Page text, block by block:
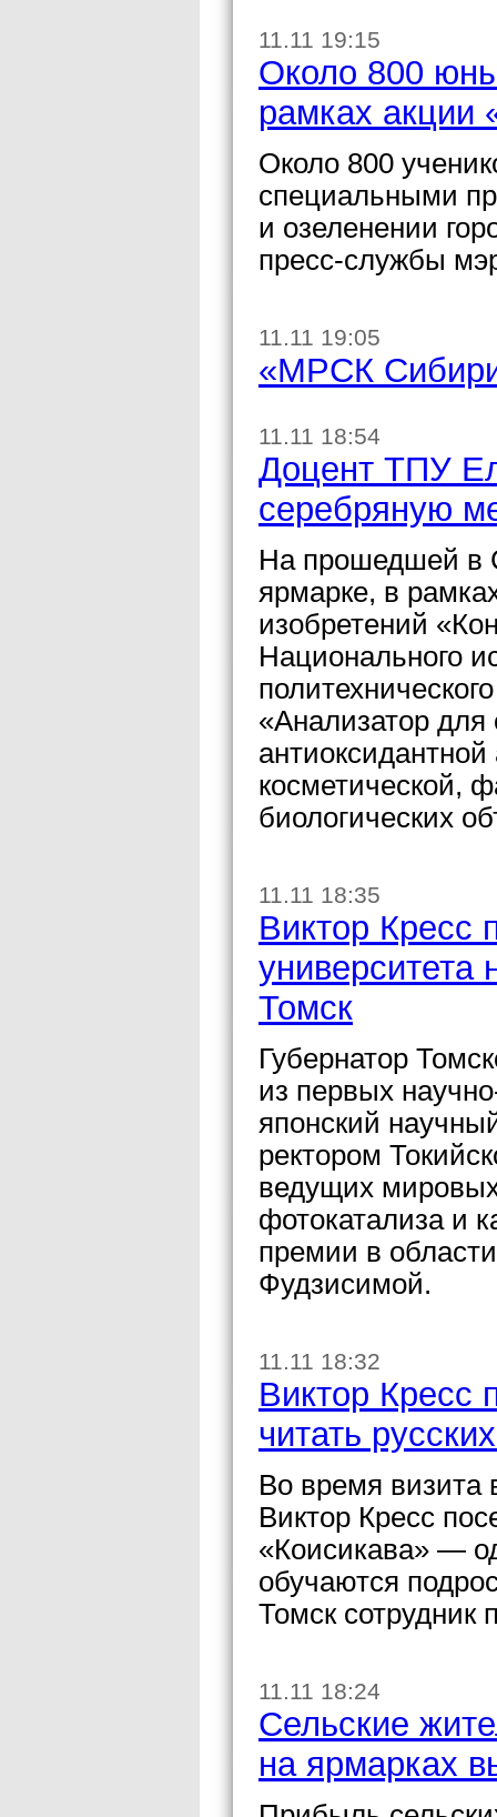
11.11 19:15
Около 800
рамках акции
Около 800
специальными
и озеленении
пресс-службы
11.11 19:05
«МРСК
11.11 18:54
Доцент ТПУ
серебряную
На прошедшей в
ярмарке, в
изобретений
Национального
«Анализатор
косметической,
биологических
11.11 18:35
Виктор Кресс
университета
Томск
Губернатор
из первых
японский
ректором
ведущих
фотокатализа и
премии в
Фудзисимой.
11.11 18:32
Виктор Кресс
читать
Во время визита
Виктор Кресс
«Коисикава» —
обучаются
Томск
11.11 18:24
Сельские
на ярмарках